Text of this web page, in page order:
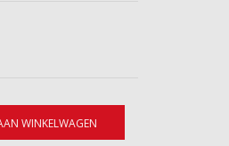
WINKELWAGEN